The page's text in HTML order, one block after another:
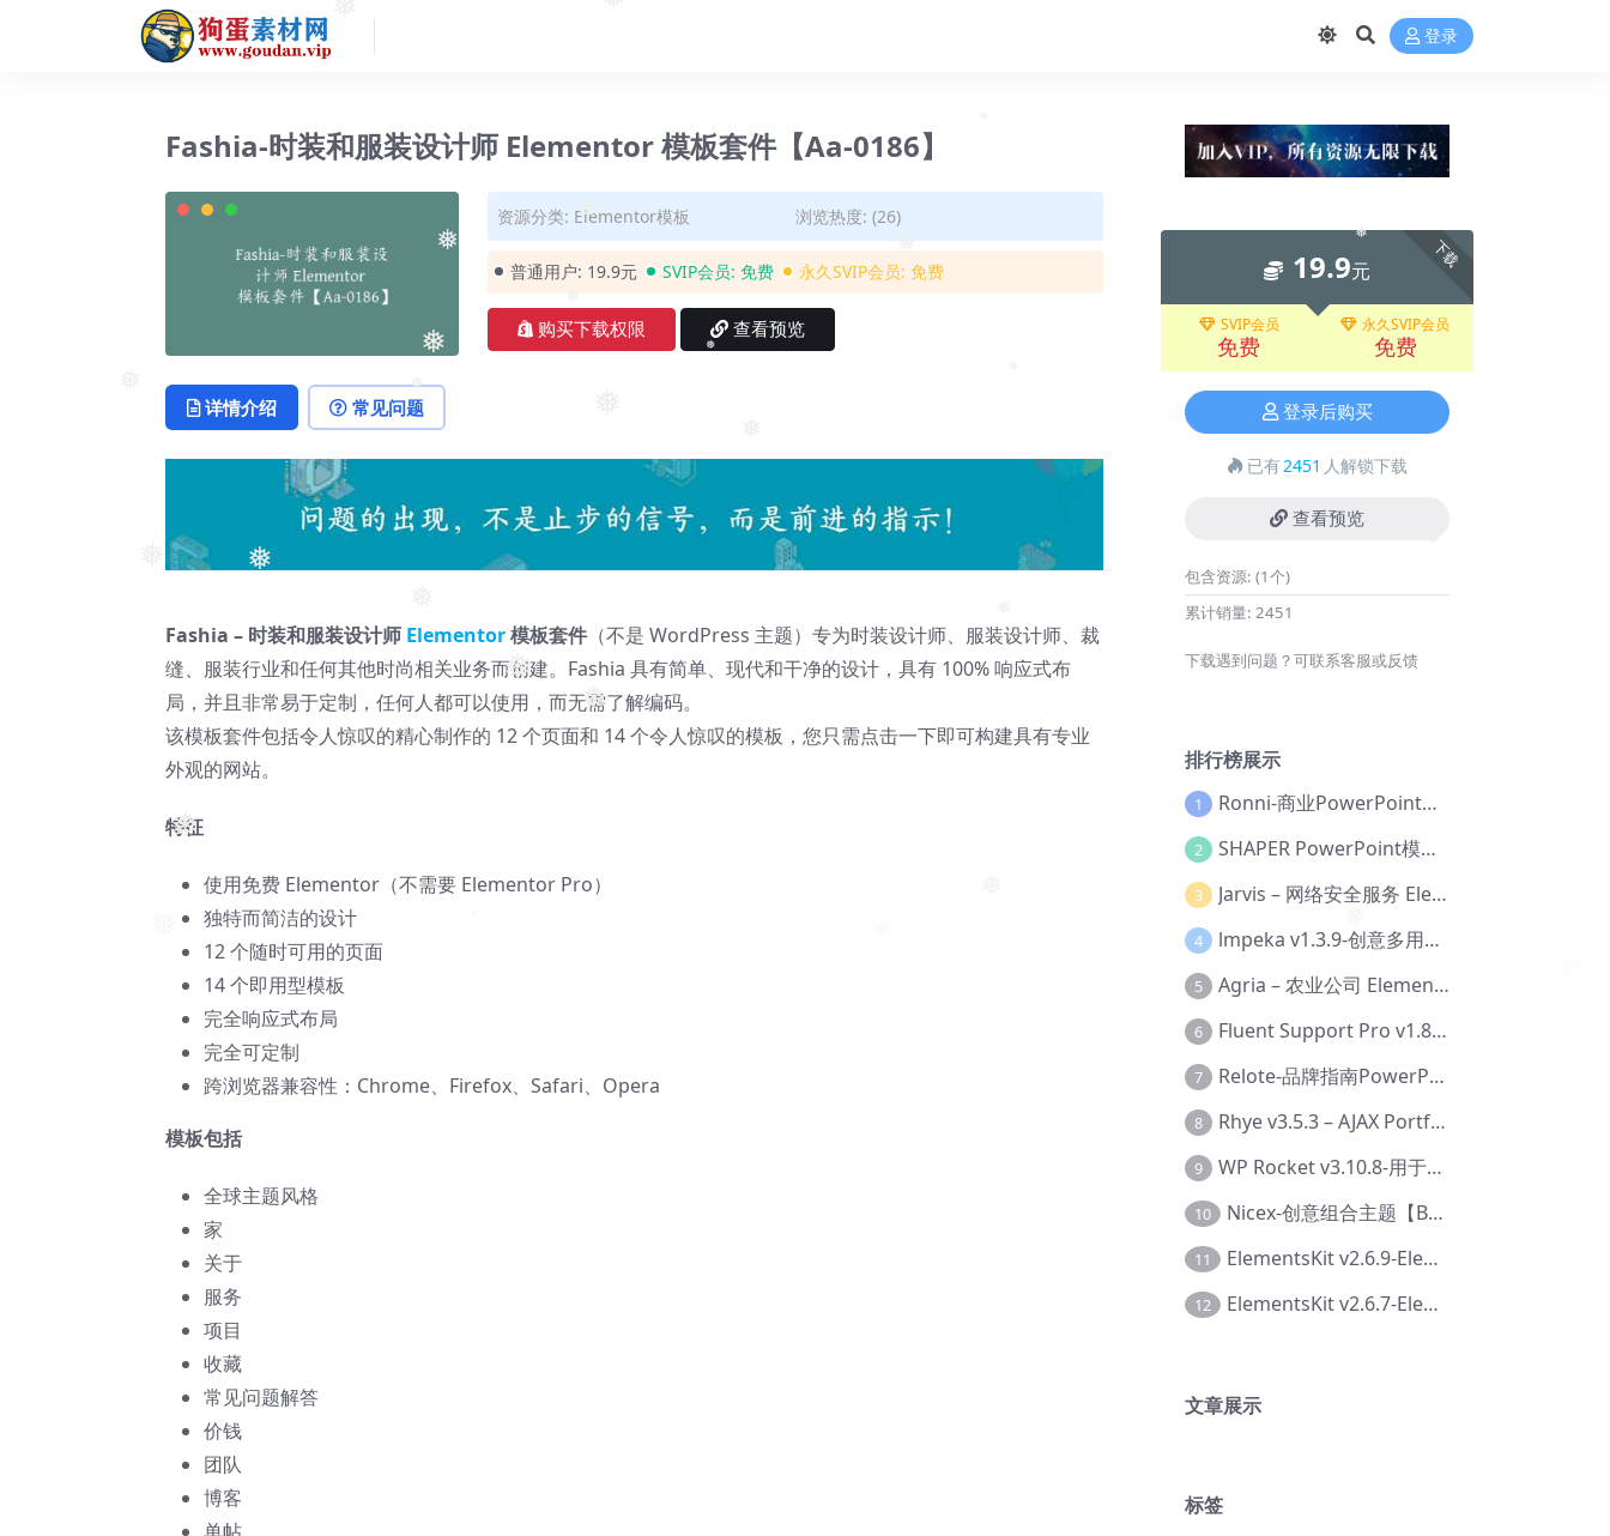
❅
❅
❅
❅
❅
❅
❅
❅
❅
❅
❅
❅
❅
登录
Fashia-时装和服装设计师 Elementor 模板套件【Aa-0186】
资源分类: Elementor模板 浏览热度: (26)
普通用户: 19.9元 SVIP会员: 免费 永久SVIP会员: 免费
购买下载权限 查看预览
详情介绍 常见问题
Fashia – 时装和服装设计师 Elementor模板套件 （不是 WordPress 主题）专为时装设计师、服装设计师、裁
缝、服装行业和任何其他时尚相关业务而创建。Fashia 具有简单、现代和干净的设计，具有 100% 响应式布
局，并且非常易于定制，任何人都可以使用，而无需了解编码。
该模板套件包括令人惊叹的精心制作的 12 个页面和 14 个令人惊叹的模板，您只需点击一下即可构建具有专业
外观的网站。
特征
使用免费 Elementor（不需要 Elementor Pro）
独特而简洁的设计
12 个随时可用的页面
14 个即用型模板
完全响应式布局
完全可定制
跨浏览器兼容性：Chrome、Firefox、Safari、Opera
模板包括
全球主题风格
家
关于
服务
项目
收藏
常见问题解答
价钱
团队
博客
下载
19.9元
SVIP会员
免费
永久SVIP会员
免费
登录后购买
已有2451 人解锁下载
查看预览
包含资源: (1个)
累计销量: 2451
下载遇到问题？可联系客服或反馈
排行榜展示
1 Ronni-商业PowerPoint模板【Dc-0077】
2 SHAPER PowerPoint模板【Dc-0184】
3 Jarvis – 网络安全服务 Elementor 模板套件【Aa-0035】
4 lmpeka v1.3.9-创意多用途 WordPress 主题【Be-0064】
5 Agria – 农业公司 Elementor Pro 模板套件【Aa-0003】
6 Fluent Support Pro v1.8.1 – WordPress 支持票务系统【Cc-0041】
7 Relote-品牌指南PowerPoint模板【Dc-0076】
8 Rhye v3.5.3 – AJAX Portfolio WordPress 主题【Bi-0049】
9 WP Rocket v3.10.8-用于wordpress速度优化的缓存加速插件【Cd-0019】
10 Nicex-创意组合主题【Be-0092】
11 ElementsKit v2.6.9-Elementor插件【Ab-0161】
12 ElementsKit v2.6.7-Elementor插件【Ab-0162】
文章展示
标签